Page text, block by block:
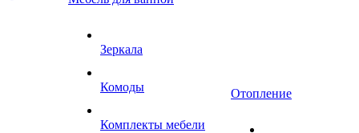
Зеркала
Комоды
Комплекты мебели
Отопление